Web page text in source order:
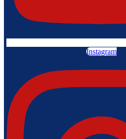
Instagram